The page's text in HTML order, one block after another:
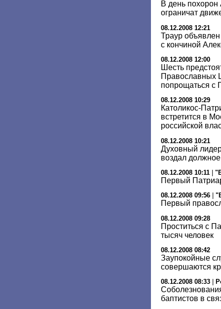
В день похорон
ограничат
08.12.2008 12:21
Траур
с кончиной
08.12.2008 12:00
Шесть
Православных
попрощаться с
08.12.2008 10:29
Католикос-
встретится в
российской
08.12.2008 10:21
Духовный
воздал
08.12.2008 10:11
Первый
08.12.2008 09:56
Первый
08.12.2008 09:28
Проститься с
тысяч человек
08.12.2008 08:42
Заупокойные
совершаются
08.12.2008 08:33
баптистов в